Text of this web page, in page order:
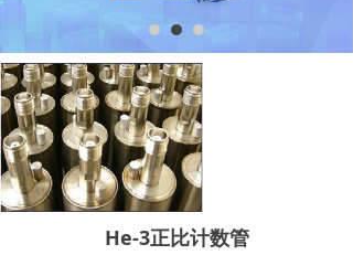
解决方案
He-3正比计数管